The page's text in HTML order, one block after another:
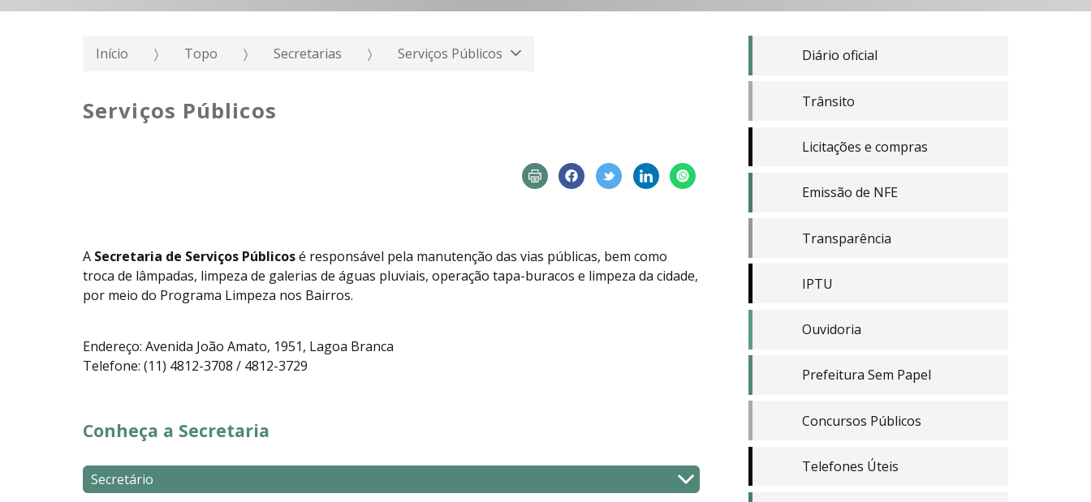
Início Topo Secretarias Serviços Públicos
Serviços Públicos
A Secretaria de Serviços Públicosé responsável pela manutenção das vias públicas, bem como
troca de lâmpadas, limpeza de galerias de águas pluviais, operação tapa-buracos e limpeza da cidade,
por meio do Programa Limpeza nos Bairros.
Endereço: Avenida João Amato, 1951, Lagoa Branca
Telefone: (11) 4812-3708 / 4812-3729
Conheça a Secretaria
Secretário
Diário oficial
Trânsito
Licitações e compras
Emissão de NFE
Transparência
IPTU
Ouvidoria
Prefeitura Sem Papel
Concursos Públicos
Telefones Úteis